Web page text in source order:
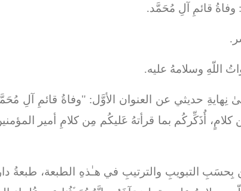
وفاةُ قائمِ آلِ مُحَمَّد.
اللّهِ وسلامهُ عليه.
حديثي عن العنوان الأوَّل: "وفاةُ قائمِ آلِ
كلامٍ، أُذَكِّركُم بما قرأتهُ عَليكُم مِن كلامِ أمير
التبويبِ والترتيبِ في هـٰذهِ الطبعة، طبعةُ